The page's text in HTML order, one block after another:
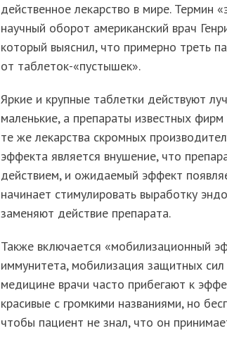
действенное лекарство в мире. Термин
научный оборот американский врач
который выяснил, что примерно треть
от таблеток-«пустышек».
Яркие и крупные таблетки действуют
маленькие, а препараты известных
те же лекарства скромных
эффекта является внушение, что
действием, и ожидаемый эффект
начинает стимулировать выработку
заменяют действие препарата.
Также включается «мобилизационный
иммунитета, мобилизация защитных
медицине врачи часто прибегают к
красивые с громкими названиями, но
чтобы пациент не знал, что он